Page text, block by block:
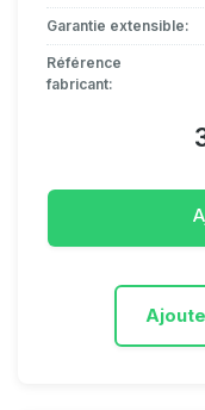
Garantie extensible:
Référence
fabricant: